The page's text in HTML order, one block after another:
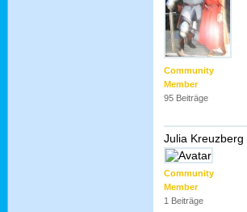
Community
Member
95 Beiträge
Julia Kreuzberg
Community
Member
1 Beiträge